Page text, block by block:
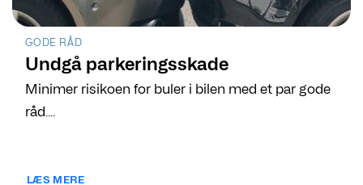
GODE RÅD
Undgå parkeringsskade
Minimer risikoen for buler i bilen med et par gode
råd....
LÆS MERE